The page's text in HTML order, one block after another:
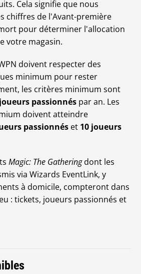
Cela signifie que nous
chiffres de l'Avant-première
pour déterminer l'allocation
votre magasin.
doivent respecter des
minimum pour rester
les critères minimum sont
passionnés par an. Les
doivent atteindre
passionnés et 10 joueurs
Magic: The Gatheringdont les
via Wizards EventLink, y
à domicile, compteront dans
: tickets, joueurs passionnés et